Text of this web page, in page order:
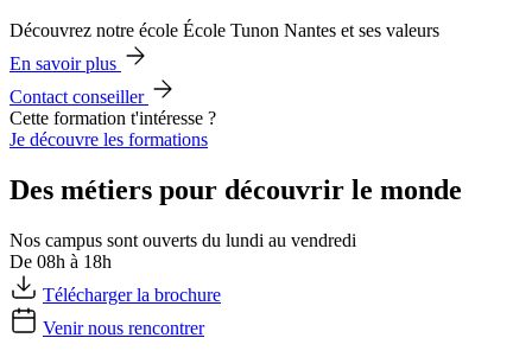
Découvrez notre école École Tunon Nantes et ses valeurs
En savoir plus
Contact conseiller
Cette formation t'intéresse ?
Je découvre les formations
Des métiers pour découvrir le monde
Nos campus sont ouverts du lundi au vendredi
De 08h à 18h
Télécharger la brochure
Venir nous rencontrer